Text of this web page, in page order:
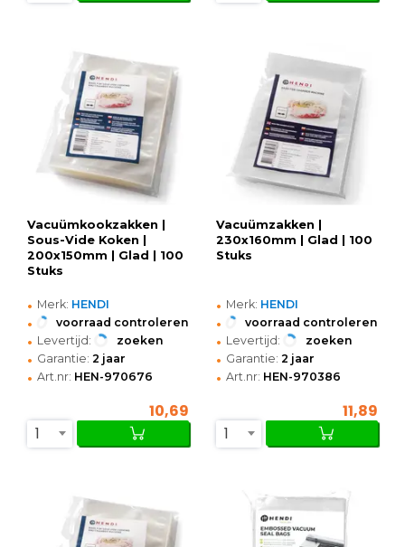
Vacuümkookzakken |
Sous-Vide Koken |
200x150mm | Glad | 100
Stuks
• Merk: HENDI
• voorraad controleren
• Levertijd: zoeken
• Garantie: 2 jaar
• Art.nr: HEN-970676
10,69
1
Vacuümzakken |
230x160mm | Glad | 100
Stuks
• Merk: HENDI
• voorraad controleren
• Levertijd: zoeken
• Garantie: 2 jaar
• Art.nr: HEN-970386
11,89
1